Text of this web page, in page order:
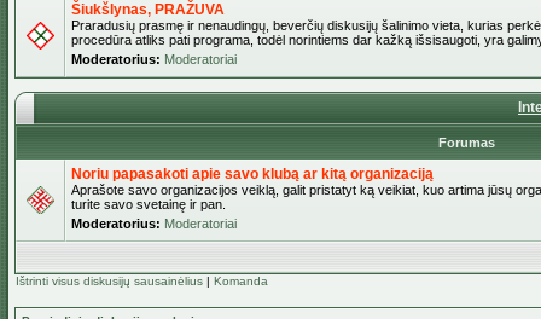
Šiukšlynas, PRAŽUVA
Praradusių prasmę ir nenaudingų, beverčių diskusijų šalinimo vieta, kurias
procedūra atliks pati programa, todėl norintiems dar kažką išsisaugoti, yra
Moderatorius: Moderatoriai
Forumas
Noriu papasakoti apie savo klubą ar kitą organizaciją
Aprašote savo organizacijos veiklą, galit pristatyt ką veikiat, kuo artima jūsų
turite savo svetainę ir pan.
Moderatorius: Moderatoriai
Ištrinti visus diskusijų sausainėlius | Komanda